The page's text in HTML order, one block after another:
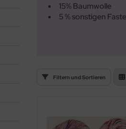
15% Baumwolle
5 % sonstigen
Filtern und Sortieren